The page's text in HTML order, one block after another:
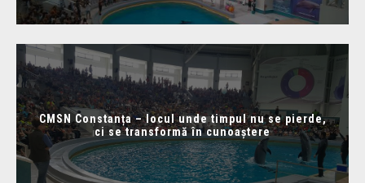
CMSN Constanța – locul unde timpul nu se pierde,
ci se transformă în cunoaștere